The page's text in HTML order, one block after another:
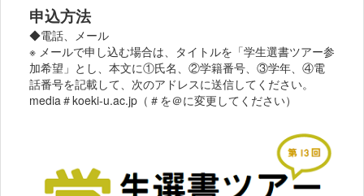
申込方法
◆電話、メール
※ メールで申し込む場合は、タイトルを「学生選書ツアー参
加希望」とし、本文に①氏名、②学籍番号、③学年、④電
話番号を記載して、次のアドレスに送信してください。
media＃koeki-u.ac.jp（＃を＠に変更してください）